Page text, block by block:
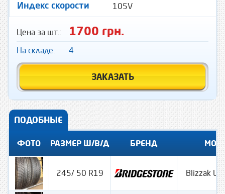
Индекс скорости 105V
Цена за шт.: 1700 грн.
На складе: 4
ЗАКАЗАТЬ
ПОДОБНЫЕ
ФОТО РАЗМЕР Ш/В/Д БРЕНД
245/ 50 R19 Blizzak